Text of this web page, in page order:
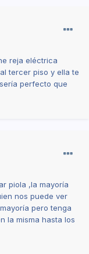
reja eléctrica
tercer piso y ella te
perfecto que
piola ,la mayoría
nos puede ver
pero tenga
la misma hasta los